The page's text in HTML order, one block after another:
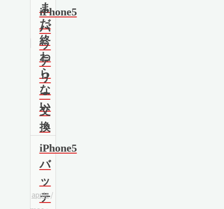
ま
だ
終
わ
ら
な
い
iPhone5
バ
ッ
テ
リ
ー
交
換
iPhone5
バ
ッ
テ
apple/